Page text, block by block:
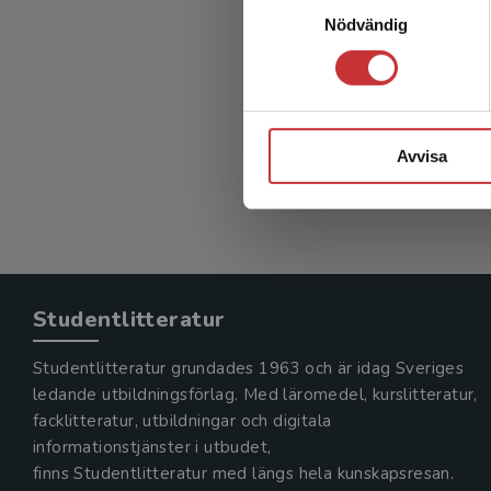
Nödvändig
Avvisa
Exkl.
Studentlitteratur
Studentlitteratur grundades 1963 och är idag Sveriges
ledande utbildningsförlag. Med läromedel, kurslitteratur,
facklitteratur, utbildningar och digitala
informationstjänster i utbudet,
finns Studentlitteratur med längs hela kunskapsresan.